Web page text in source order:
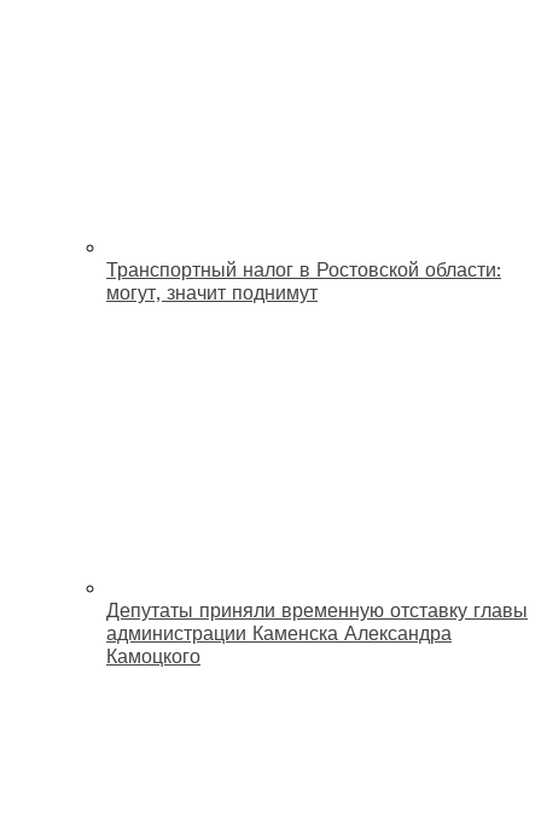
Транспортный налог в Ростовской области:
могут, значит поднимут
Депутаты приняли временную отставку главы
администрации Каменска Александра
Камоцкого